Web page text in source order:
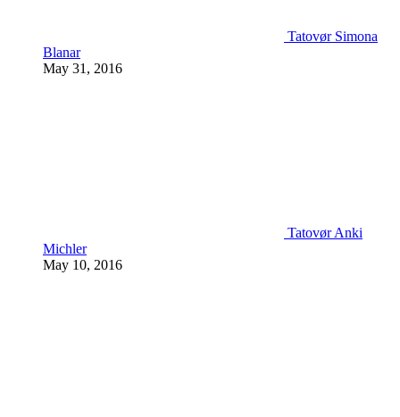
Tatovør Simona
Blanar
May 31, 2016
Tatovør Anki
Michler
May 10, 2016